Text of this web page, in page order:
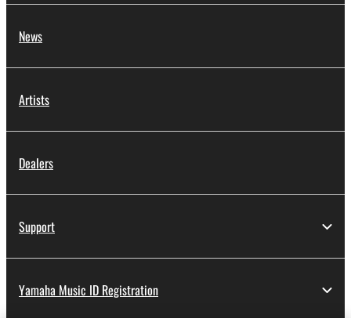
News
Artists
Dealers
Support
Yamaha Music ID Registration